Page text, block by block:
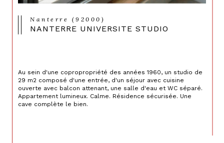
Nanterre (92000)
NANTERRE UNIVERSITE STUDIO
Au sein d'une copropropriété des années 1960, un studio de
29 m2 composé d'une entrée, d'un séjour avec cuisine
ouverte avec balcon attenant, une salle d'eau et WC séparé.
Appartement lumineux. Calme. Résidence sécurisée. Une
cave complète le bien.